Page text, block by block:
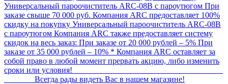
Универсальный пароочиститель ARC-08B с пароутюгом При
заказе свыше 70 000 руб. Компания ARC предоставляет 100%
скидку на покупку Универсальный пароочиститель ARC-08B
с пароутюгом Компания ARC также предоставляет систему
скидок на весь заказ: При заказе от 20 000 рублей – 5% При
заказе от 35 000 рублей – 10% * Компания ARC оставляет за
собой право в любой момент прервать акцию, либо изменить
сроки или условия!
Всегда рады видеть Вас в нашем магазине!